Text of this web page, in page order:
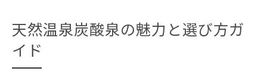
天然温泉炭酸泉の魅力と選び方ガ
イド